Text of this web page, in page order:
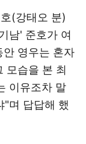
(강태오 분)
남' 준호가 여
안 영우는 혼자
모습을 본 최
이유조차 말
"며 답답해 했